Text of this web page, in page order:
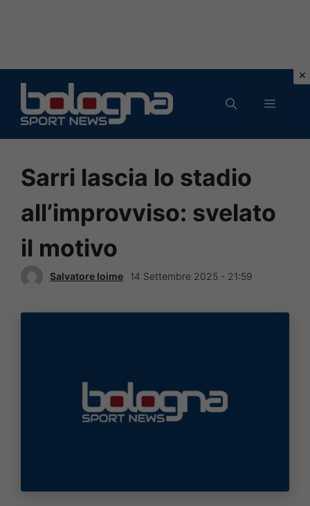
contenuto
MENU
Sarri lascia lo stadio
all’improvviso: svelato
il motivo
Salvatore Ioime 14 Settembre 2025 - 21:59